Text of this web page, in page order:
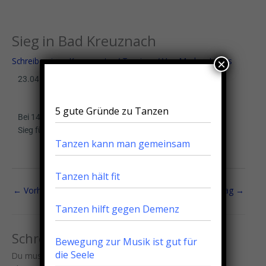
Sieg in Bad Kreuznach
Schreibe einen Kommentar /Turniere/ VonMarkus Litters
23.04.2011
Bei 14 Paaren konnten wir in der Senioren I D Klasse den
Sieg für uns erlangen.
← Vorheriger Beitrag Nächster Beitrag →
Schreibe einen Kommentar
Du musst angemeldet
5 gute Gründe zu Tanzen
Tanzen kann man gemeinsam
Tanzen hält fit
Tanzen hilft gegen Demenz
Bewegung zur Musik ist gut für
die Seele
×